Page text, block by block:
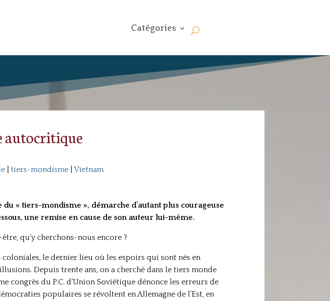
Catégories
autocritique
| tiers-mondisme| Vietnam
« tiers-mondisme », démarche d’autant plus courageuse
une remise en cause de son auteur lui-même.
qu’y cherchons-nous encore ?
coloniales, le dernier lieu où les espoirs qui sont nés en
Depuis trente ans, on a cherché dans le tiers monde
du P.C. d’Union Soviétique dénonce les erreurs de
populaires se révoltent en Allemagne de l’Est, en